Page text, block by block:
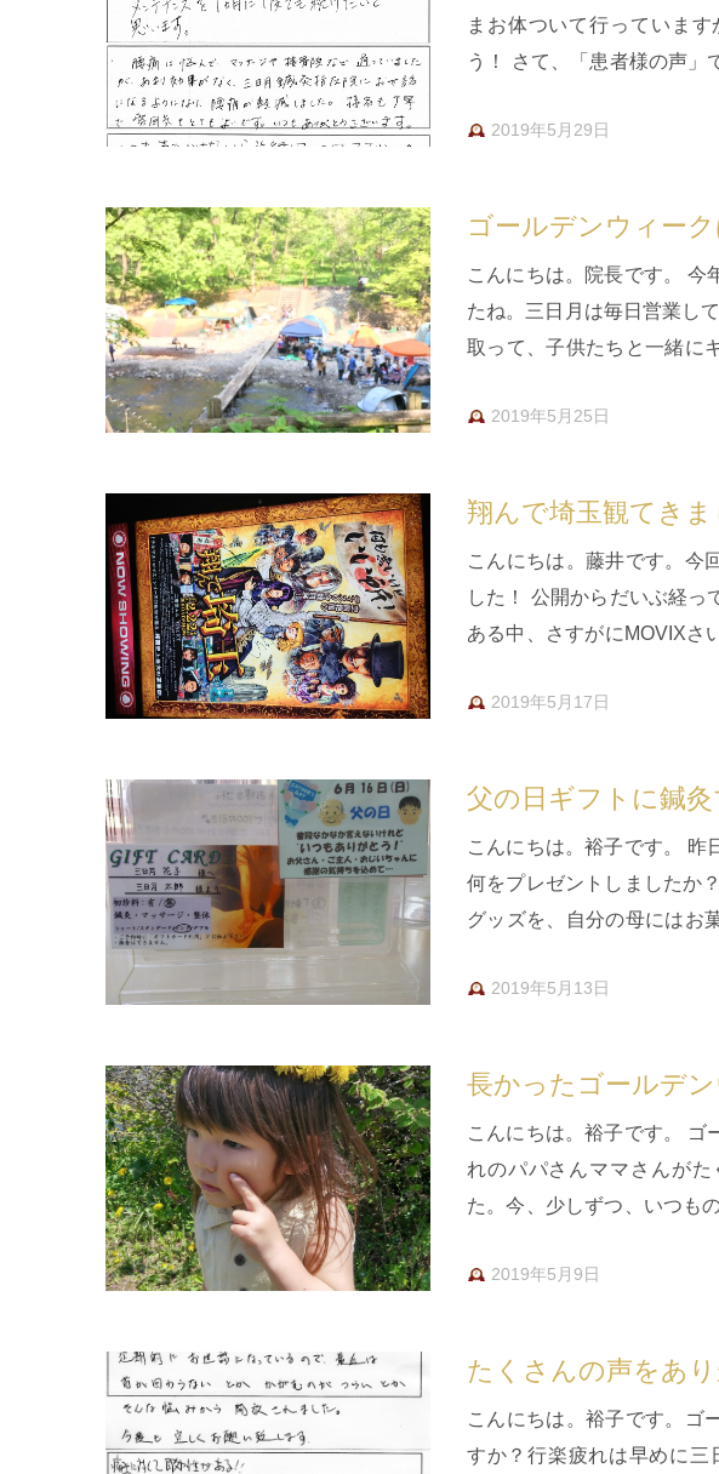
まお体ついて行っていま
う！ さて、「患者様の声」
2019年5月29日
ゴールデンウィーク
こんにちは。院長です。 今
たね。三日月は毎日営業し
取って、子供たちと一緒に
2019年5月25日
翔んで埼玉観てきま
こんにちは。藤井です。今
した！ 公開からだいぶ経っ
ある中、さすがにMOVIXさ
2019年5月17日
父の日ギフトに鍼
こんにちは。裕子です。 昨
何をプレゼントしましたか
グッズを、自分の母にはお
2019年5月13日
長かったゴールデン
こんにちは。裕子です。 ゴ
れのパパさんママさんが
た。今、少しずつ、いつも
2019年5月9日
たくさんの声をあ
こんにちは。裕子です。ゴ
すか？行楽疲れは早めに三